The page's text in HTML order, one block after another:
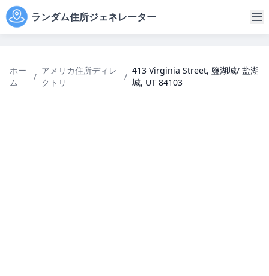
ランダム住所ジェネレーター
ホー
ム
/
アメリカ住所ディレ
クトリ
/
413 Virginia Street, 鹽湖城/ 盐湖
城, UT 84103